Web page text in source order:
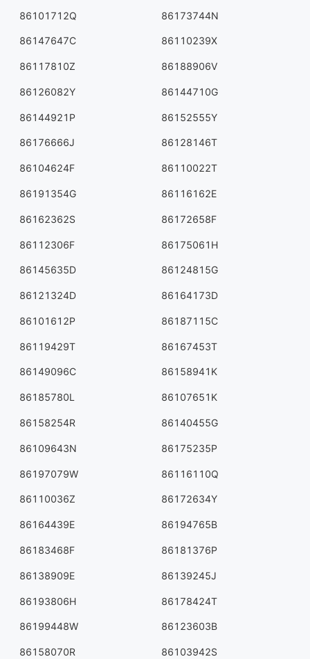
86101712Q 86173744N
86147647C 86110239X
86117810Z 86188906V
86126082Y 86144710G
86144921P 86152555Y
86176666J 86128146T
86104624F 86110022T
86191354G 86116162E
86162362S 86172658F
86112306F 86175061H
86145635D 86124815G
86121324D 86164173D
86101612P 86187115C
86119429T 86167453T
86149096C 86158941K
86185780L 86107651K
86158254R 86140455G
86109643N 86175235P
86197079W 86116110Q
86110036Z 86172634Y
86164439E 86194765B
86183468F 86181376P
86138909E 86139245J
86193806H 86178424T
86199448W 86123603B
86158070R 86103942S